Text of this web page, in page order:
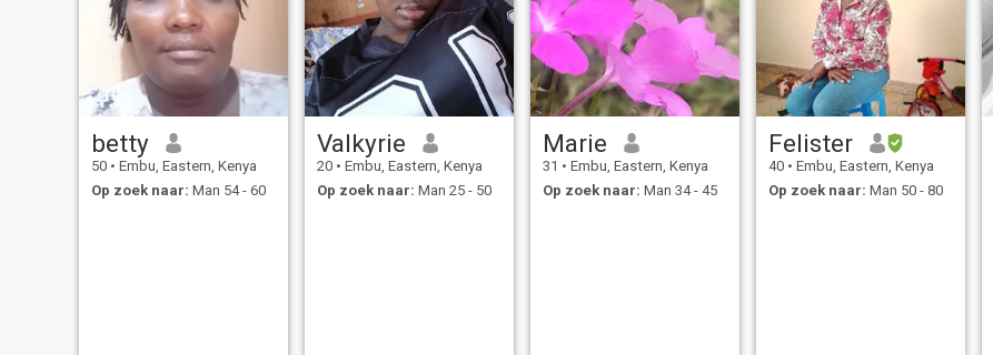
betty
50 • Embu, Eastern, Kenya
Op zoek naar: Man 54 - 60
Valkyrie
20 • Embu, Eastern, Kenya
Op zoek naar: Man 25 - 50
Marie
31 • Embu, Eastern, Kenya
Op zoek naar: Man 34 - 45
Felister
40 • Embu, Eastern, Kenya
Op zoek naar: Man 50 - 80